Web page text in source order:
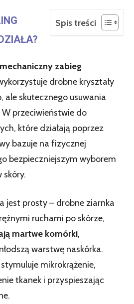
Spis treści
zabieg
drobne kryształy
ale skutecznego usuwania
przeciwieństwie do
które działają poprzez
bazuje na fizycznej
bezpieczniejszym wyborem
skóry.
jest prosty – drobne ziarnka
ruchami po skórze,
martwe komórki,
warstwę naskórka.
mikrokrążenie,
tkanek i przyspieszając